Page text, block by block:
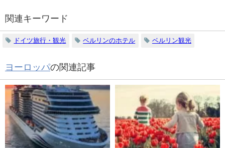
関連キーワード
ドイツ旅行・観光 ベルリンのホテル ベルリン観光
ヨーロッパの関連記事